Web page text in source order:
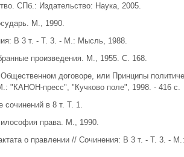
СПб.: Издательство: Наука, 2005.
М., 1990.
В 3 т. - Т. 3. - М.: Мысль, 1988.
произведения. М., 1955. С. 168.
договоре, или Принципы
"КАНОН-пресс", "Кучково поле", 1998. - 416 с.
сочинений в 8 т. Т. 1.
права. М., 1990.
о правлении // Сочинения: В 3 т. - Т. 3. - М.: